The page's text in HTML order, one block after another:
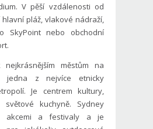
V pěší vzdálenosti od
pláž, vlakové nádraží,
SkyPoint nebo obchodní
městům na
z nejvíce etnicky
Je centrem kultury,
kuchyně. Sydney
akcemi a festivaly a je